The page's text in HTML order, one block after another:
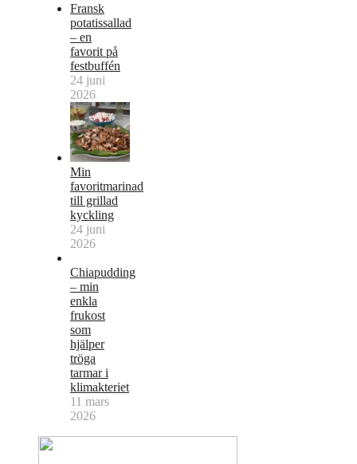
Fransk
potatissallad
– en
favorit på
festbuffén
24 juni
2026
Min
favoritmarinad
till grillad
kyckling
24 juni
2026
Chiapudding
– min
enkla
frukost
som
hjälper
tröga
tarmar i
klimakteriet
11 mars
2026